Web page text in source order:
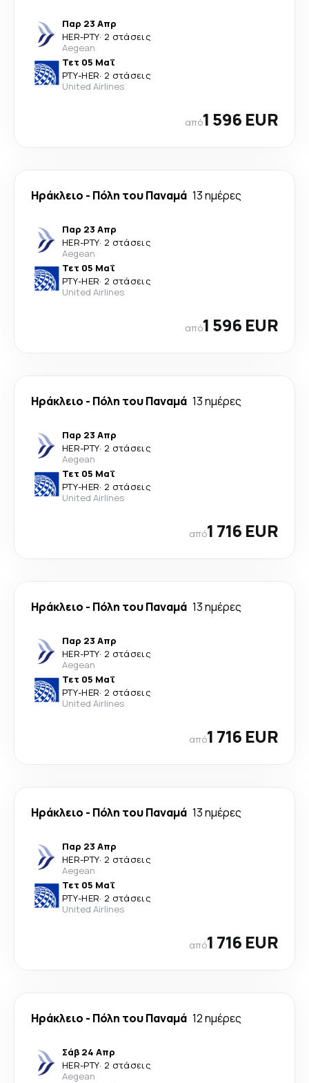
Παρ 23 Απρ
HER-PTY· 2 στάσεις
Aegean
Τετ 05 Μαΐ
PTY-HER· 2 στάσεις
United Airlines
από1 596 EUR
Ηράκλειο - Πόλη του Παναμά 13 ημέρες
Παρ 23 Απρ
HER-PTY· 2 στάσεις
Aegean
Τετ 05 Μαΐ
PTY-HER· 2 στάσεις
United Airlines
από1 596 EUR
Ηράκλειο - Πόλη του Παναμά 13 ημέρες
Παρ 23 Απρ
HER-PTY· 2 στάσεις
Aegean
Τετ 05 Μαΐ
PTY-HER· 2 στάσεις
United Airlines
από1 716 EUR
Ηράκλειο - Πόλη του Παναμά 13 ημέρες
Παρ 23 Απρ
HER-PTY· 2 στάσεις
Aegean
Τετ 05 Μαΐ
PTY-HER· 2 στάσεις
United Airlines
από1 716 EUR
Ηράκλειο - Πόλη του Παναμά 13 ημέρες
Παρ 23 Απρ
HER-PTY· 2 στάσεις
Aegean
Τετ 05 Μαΐ
PTY-HER· 2 στάσεις
United Airlines
από1 716 EUR
Ηράκλειο - Πόλη του Παναμά 12 ημέρες
Σάβ 24 Απρ
HER-PTY· 2 στάσεις
Aegean